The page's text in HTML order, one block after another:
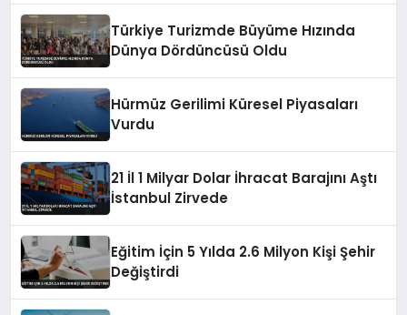
Türkiye Turizmde Büyüme Hızında
Dünya Dördüncüsü Oldu
Hürmüz Gerilimi Küresel Piyasaları
Vurdu
21 İl 1 Milyar Dolar İhracat Barajını Aştı
İstanbul Zirvede
Eğitim İçin 5 Yılda 2.6 Milyon Kişi Şehir
Değiştirdi